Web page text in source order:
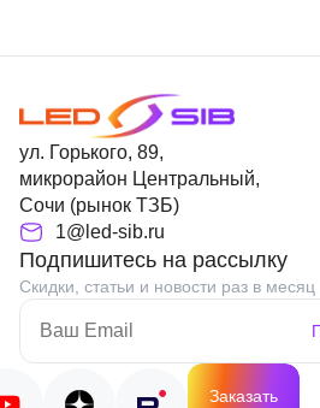
ул. Горького, 89,
микрорайон Центральный,
Сочи (рынок ТЗБ)
1@led-sib.ru
Подпишитесь на рассылку
Скидки, статьи и новости раз в месяц
Заказать